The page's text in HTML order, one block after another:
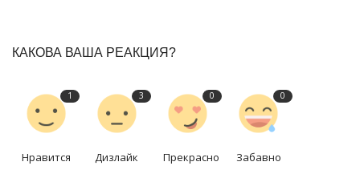
КАКОВА ВАША РЕАКЦИЯ?
1
Нравится
3
Дизлайк
0
Прекрасно
0
Забавно